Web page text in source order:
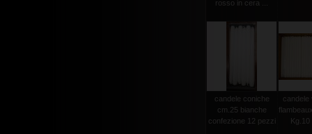
rosso in cera ...
candele coniche
cm.25 bianche
confezione 12 pezzi
candele